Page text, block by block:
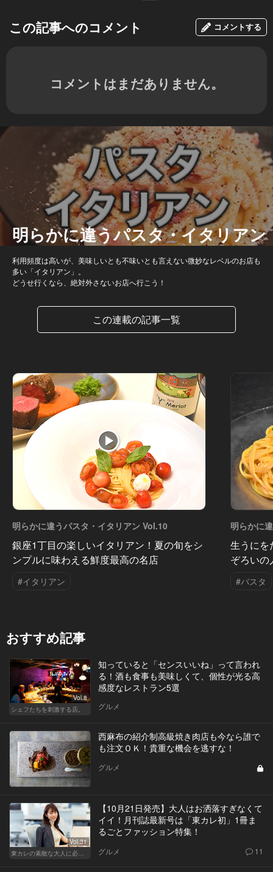
この記事へのコメント コメントする
コメントはまだありません。
明らかに違うパスタ・イタリアン
利用頻度は高いが、美味しいとも不味いとも言えない微妙なレベルのお店も
多い「イタリアン」。
どうせ行くなら、絶対外さないお店へ行こう！
この連載の記事一覧
明らかに違うパスタ・イタリアン Vol.10
銀座1丁目の楽しいイタリアン！夏の旬をシ
ンプルに味わえる鮮度最高の名店
#イタリアン
明らかに
生うにを
ぞろいの
#パスタ
おすすめ記事
Vol.8
シェフたちを刺激する店。
知っていると「センスいいね」って言われ
る！酒も食事も美味しくて、個性が光る高
感度なレストラン5選
グルメ
西麻布の紹介制高級焼き肉店も今なら誰で
も注文ＯＫ！貴重な機会を逃すな！
グルメ
Vol.31
【10月21日発売】大人はお洒落すぎなくて
イイ！月刊誌最新号は「東カレ初」1冊ま
るごとファッション特集！
グルメ 11